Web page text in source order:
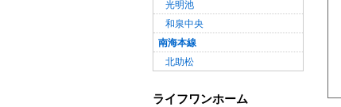
光明池
和泉中央
南海本線
北助松
ライフワンホーム